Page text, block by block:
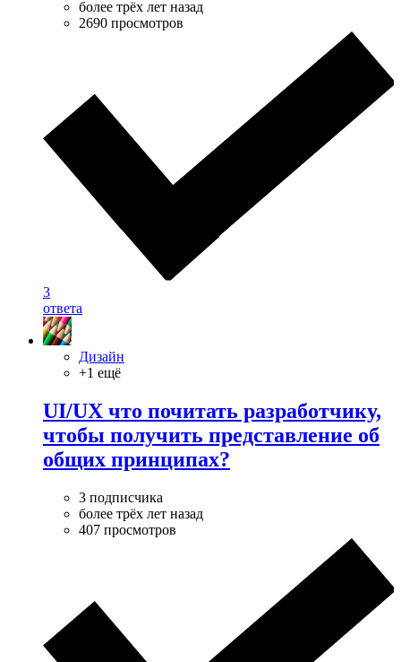
более трёх лет назад
2690 просмотров
3
ответа
Дизайн
+1 ещё
UI/UX что почитать разработчику,
чтобы получить представление об
общих принципах?
3 подписчика
более трёх лет назад
407 просмотров